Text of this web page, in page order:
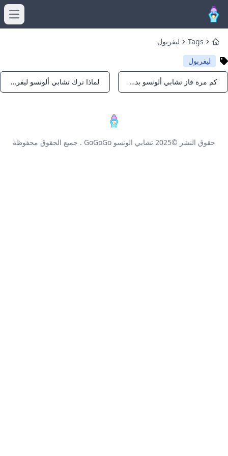
Home
Tags
ليفربول
ليفربول
Notifications كم مرة فاز تشابي ألونسو بدوري أبطال أوروبا؟ Notifications لماذا ترك تشابي ألونسو ليفربول ورحل إلى ريال مدريد؟
حقوق النشر ©2025 تشابي الونسو GoGoGo . جميع الحقوق محفوظة